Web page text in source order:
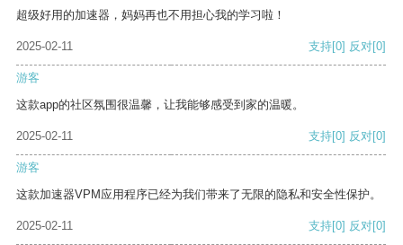
超级好用的加速器，妈妈再也不用担心我的学习啦！
2025-02-11 支持[0] 反对[0]
游客
这款app的社区氛围很温馨，让我能够感受到家的温暖。
2025-02-11 支持[0] 反对[0]
游客
这款加速器VPM应用程序已经为我们带来了无限的隐私和安全性保护。
2025-02-11 支持[0] 反对[0]